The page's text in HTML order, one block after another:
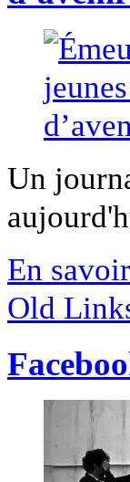
Un
En
Old